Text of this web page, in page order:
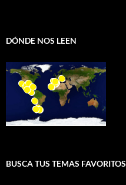
DÓNDE NOS LEEN
BUSCA TUS TEMAS FAVORITOS